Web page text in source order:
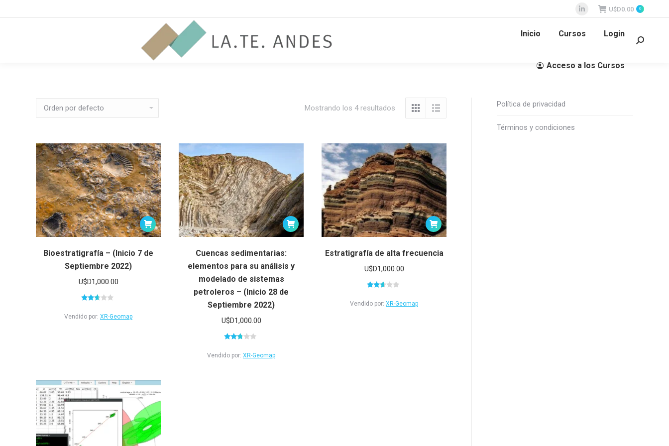
Abrir
nueva
U$D0.00 0
Inicio Cursos Login
Acceso a los Cursos
Buscar:
Mostrando los 4 resultados
Bioestratigrafía – (Inicio 7 de
Septiembre 2022)
U$D1,000.00
en
2.51
Vendido por: XR-Geomap
Cuencas sedimentarias:
elementos para su análisis y
modelado de sistemas
petroleros – (Inicio 28 de
Septiembre 2022)
U$D1,000.00
en
2.59
Vendido por: XR-Geomap
Estratigrafía de alta frecuencia
U$D1,000.00
en
2.50
Vendido por: XR-Geomap
Política de privacidad
Términos y condiciones